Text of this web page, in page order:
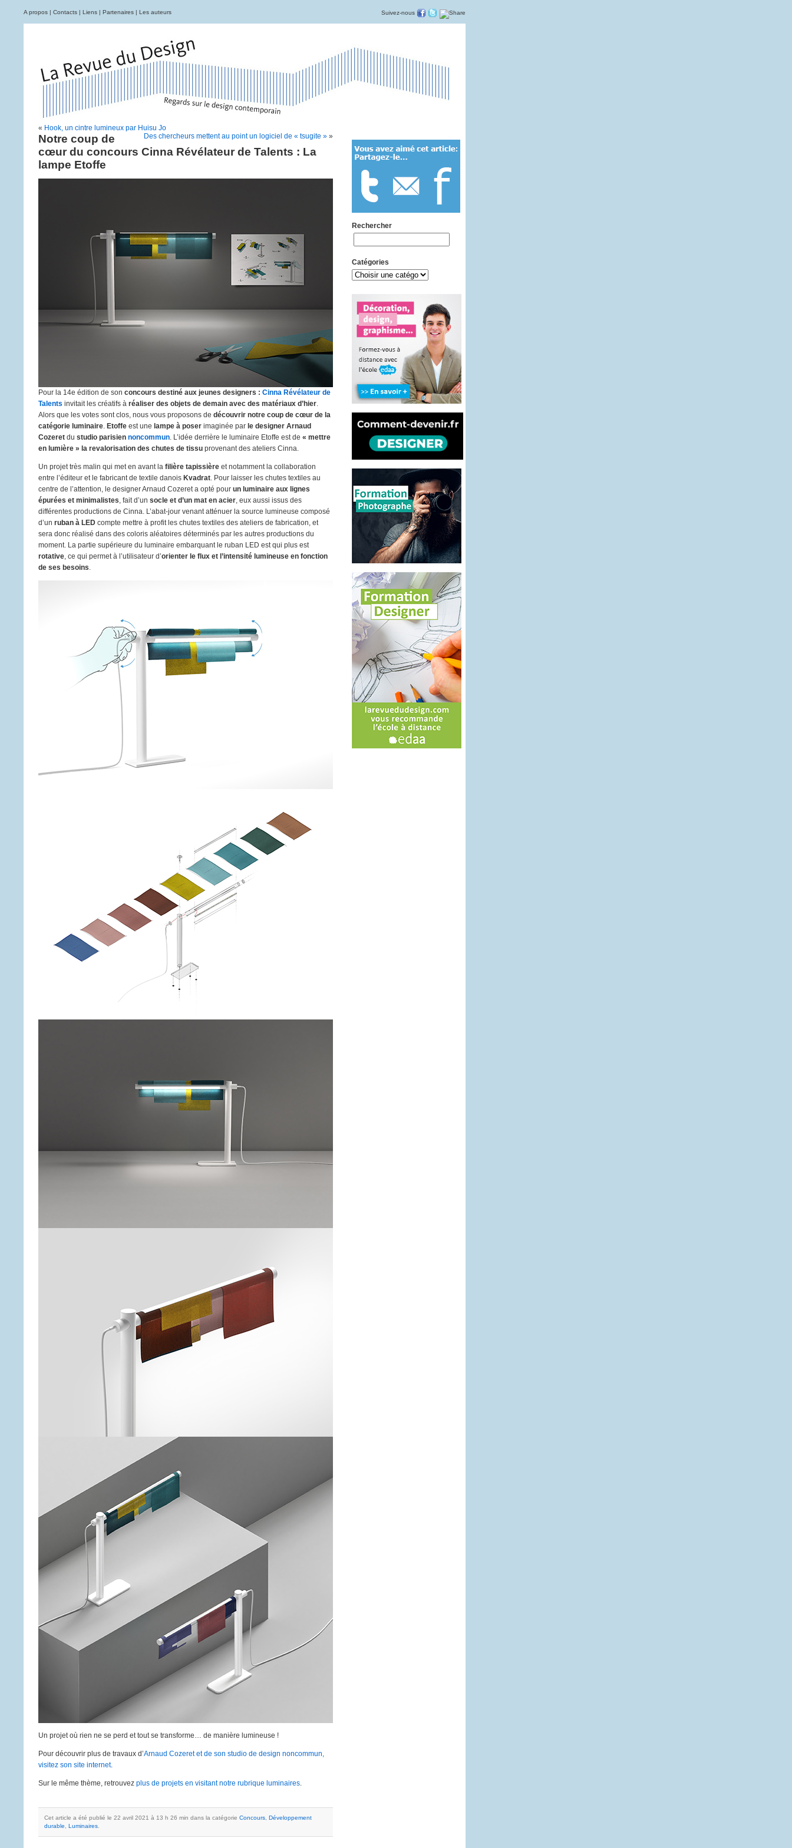
A propos | Contacts | Liens | Partenaires | Les auteurs Suivez-nous
« Hook, un cintre lumineux par Huisu Jo
Des chercheurs mettent au point un logiciel de « tsugite » »
Notre coup de
cœur du concours Cinna Révélateur de Talents : La
lampe Etoffe
Pour la 14e édition de son concours destiné aux jeunes designers : Cinna Révélateur de
Talents invitait les créatifs à réaliser des objets de demain avec des matériaux d’hier.
Alors que les votes sont clos, nous vous proposons de découvrir notre coup de cœur de la
catégorie luminaire. Etoffe est une lampe à poser imaginée par le designer Arnaud
Cozeret du studio parisien noncommun. L’idée derrière le luminaire Etoffe est de « mettre
en lumière » la revalorisation des chutes de tissu provenant des ateliers Cinna.
Un projet très malin qui met en avant la filière tapissière et notamment la collaboration
entre l’éditeur et le fabricant de textile danois Kvadrat. Pour laisser les chutes textiles au
centre de l’attention, le designer Arnaud Cozeret a opté pour un luminaire aux lignes
épurées et minimalistes, fait d’un socle et d’un mat en acier, eux aussi issus des
différentes productions de Cinna. L’abat-jour venant atténuer la source lumineuse composé
d’un ruban à LED compte mettre à profit les chutes textiles des ateliers de fabrication, et
sera donc réalisé dans des coloris aléatoires déterminés par les autres productions du
moment. La partie supérieure du luminaire embarquant le ruban LED est qui plus est
rotative, ce qui permet à l’utilisateur d’orienter le flux et l’intensité lumineuse en fonction
de ses besoins.
Un projet où rien ne se perd et tout se transforme… de manière lumineuse !
Pour découvrir plus de travaux d’Arnaud Cozeret et de son studio de design noncommun,
visitez son site internet.
Sur le même thème, retrouvez plus de projets en visitant notre rubrique luminaires.
Cet article a été publié le 22 avril 2021 à 13 h 26 min dans la catégorie Concours Développement
durable
Luminaires
Rechercher
Catégories